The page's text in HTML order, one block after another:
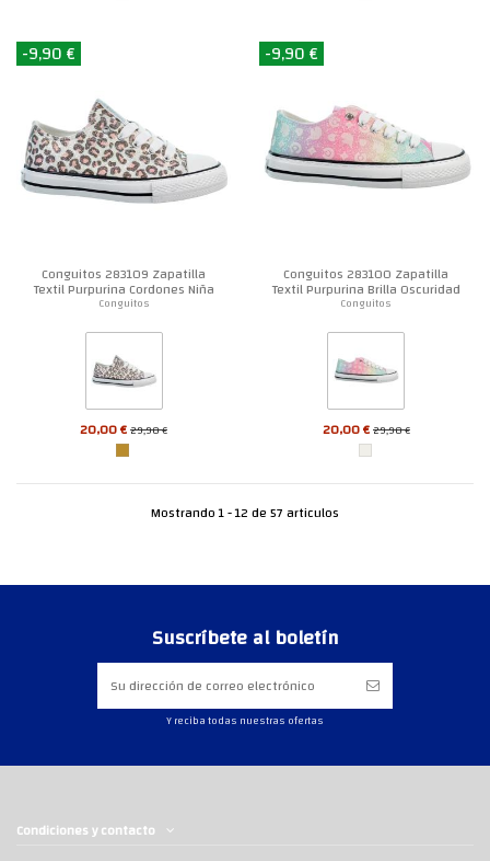
-9,90 €
Conguitos 283109 Zapatilla
Textil Purpurina Cordones Niña
Conguitos
20,00 €29,90 €
-9,90 €
Conguitos 283100 Zapatilla
Textil Purpurina Brilla Oscuridad
Niña
Conguitos
20,00 €29,90 €
Mostrando 1 - 12 de 57 articulos
Suscríbete al boletín
Y reciba todas nuestras ofertas
Condiciones y contacto